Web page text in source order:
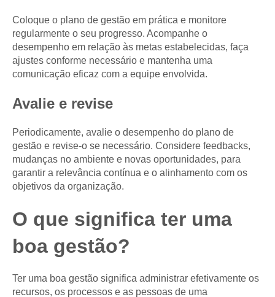
Coloque o plano de gestão em prática e monitore
regularmente o seu progresso. Acompanhe o
desempenho em relação às metas estabelecidas, faça
ajustes conforme necessário e mantenha uma
comunicação eficaz com a equipe envolvida.
Avalie e revise
Periodicamente, avalie o desempenho do plano de
gestão e revise-o se necessário. Considere feedbacks,
mudanças no ambiente e novas oportunidades, para
garantir a relevância contínua e o alinhamento com os
objetivos da organização.
O que significa ter uma
boa gestão?
Ter uma boa gestão significa administrar efetivamente os
recursos, os processos e as pessoas de uma